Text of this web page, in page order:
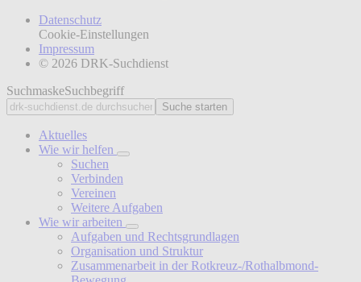
Datenschutz
Cookie-Einstellungen
Impressum
© 2026 DRK-Suchdienst
SuchmaskeSuchbegriff
Suche starten
Aktuelles
Wie wir helfen
Suchen
Verbinden
Vereinen
Weitere Aufgaben
Wie wir arbeiten
Aufgaben und Rechtsgrundlagen
Organisation und Struktur
Zusammenarbeit in der Rotkreuz-/Rothalbmond-